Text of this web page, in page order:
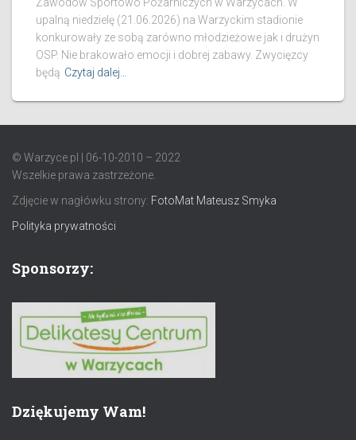
Zawodów Sportowo Pożarniczych w Warzycach. W
upalną niedzielę (21.06.2026) na Warzyckim stadionie
konkurowały ze sobą zarówno młodzieżowe jak i drużyn
OSP. Nie brakowało emocji i dobrej zabawy. Zwycięzcy
będą Czytaj dalej…
© Warzyce.pl | 06-10-2010 – 2022
Wszelkie prawa zastrzeżone.
Zdjęcie w nagłówku strony: FotoMat Mateusz Smyka
Polityka prywatności
Sponsorzy:
Dziękujemy Wam!